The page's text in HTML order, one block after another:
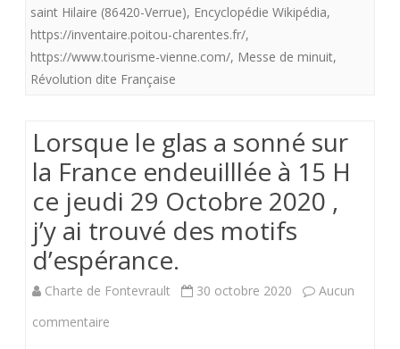
avons
assisté
la
de
Minuit
saint Hilaire (86420-Verrue), Encyclopédie Wikipédia,
https://inventaire.poitou-charentes.fr/,
https://www.tourisme-vienne.com/, Messe de minuit,
Révolution dite Française
Lorsque le glas a sonné sur
la France endeuilllée à 15 H
ce jeudi 29 Octobre 2020 ,
j’y ai trouvé des motifs
d’espérance.
Charte de Fontevrault 30 octobre 2020
Aucun
commentaire